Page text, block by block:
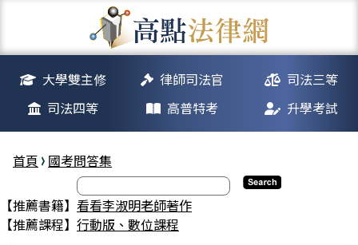
大學雙主修 律師司法官
司法三等
司法四等
高普特考 升學考試
首頁 國考問答集
【推薦書籍】 看看李淑明老師著作
【推薦課程】 行動版、數位課程